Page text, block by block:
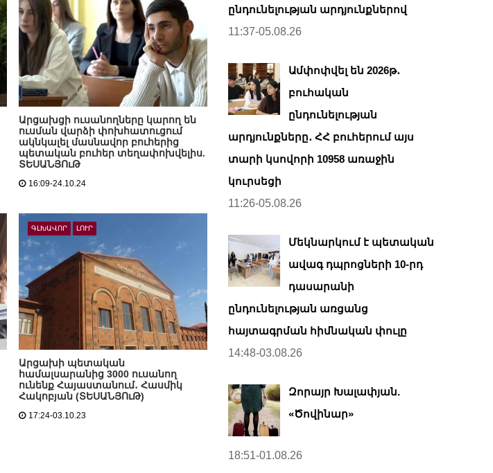
Արցախցի ուսանողները կարող են
ուսման վարձի փոխհատուցում
ակնկալել մասնավոր բուհերից
պետական բուհեր տեղափոխվելիս.
ՏԵՍԱՆՅՈւԹ
16:09-24.10.24
ԳԼԽԱՎՈՐ ԼՈՒՐ
Արցախի պետական
համալսարանից 3000 ուսանող
ունենք Հայաստանում․ Հասմիկ
Հակոբյան (ՏԵՍԱՆՅՈւԹ)
17:24-03.10.23
ընդունելության արդյունքներով
11:37-05.08.26
Ամփոփվել են 2026թ․
բուհական
ընդունելության
արդյունքները․ ՀՀ բուհերում այս
տարի կսովորի 10958 առաջին
կուրսեցի
11:26-05.08.26
Մեկնարկում է պետական
ավագ դպրոցների 10-րդ
դասարանի
ընդունելության առցանց
հայտագրման հիմնական փուլը
14:48-03.08.26
Զորայր Խալափյան.
«Ծովինար»
18:51-01.08.26